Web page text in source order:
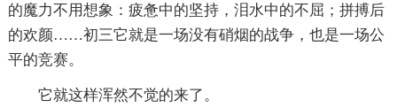
的魔力不用想象：疲惫中的坚持，泪水中的不屈；拼搏后
的欢颜……初三它就是一场没有硝烟的战争，也是一场公
平的竞赛。
它就这样浑然不觉的来了。